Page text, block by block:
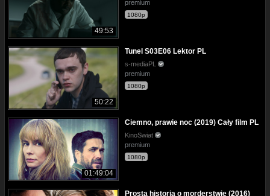
49:53
premium
1080p
50:22
Tunel S03E06 Lektor PL
s-mediaPL
premium
1080p
01:49:04
Ciemno, prawie noc (2019) Cały film PL
KinoSwiat
premium
1080p
Prosta historia o morderstwie (2016)